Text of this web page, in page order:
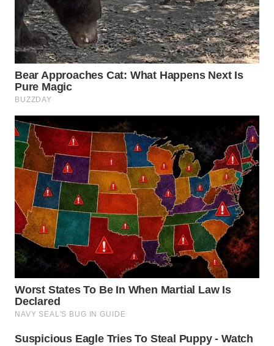
TAPANULI
UTARA
WN
SAMOSIR
WN
LAWAS
WN
SUMEDANG
WN
CIANJUR
WN
KEPULAUAN
SERIBU
WN
TANGERANG